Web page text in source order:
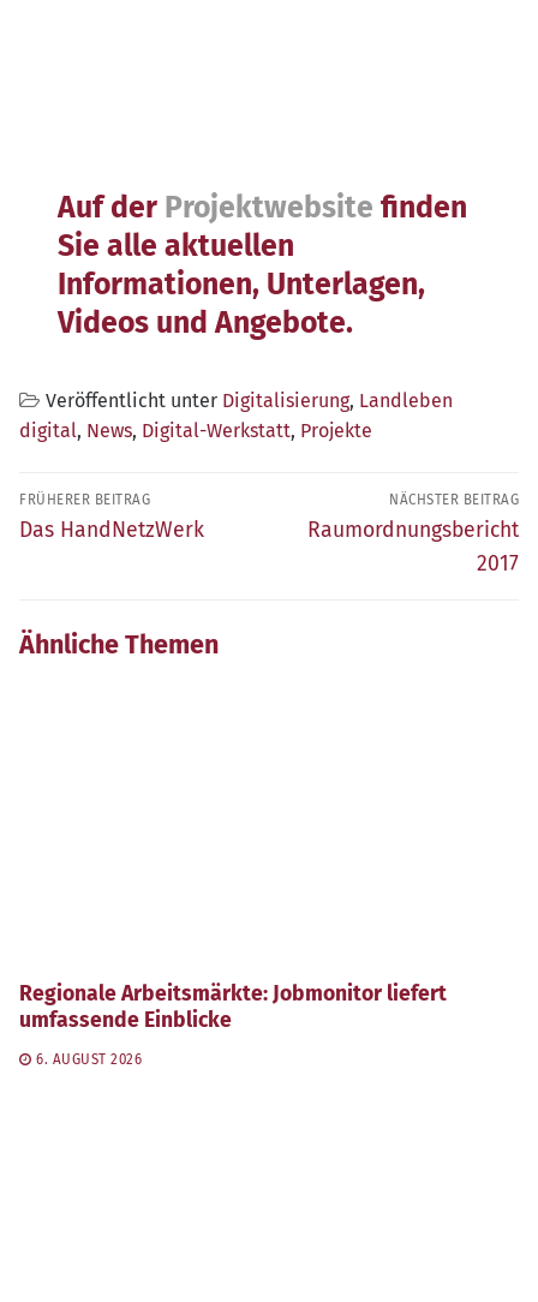
Auf der Projektwebsite finden
Sie alle aktuellen
Informationen, Unterlagen,
Videos und Angebote.
Veröffentlicht unter Digitalisierung, Landleben
digital, News, Digital-Werkstatt, Projekte
Beitragsnavigation
FRÜHERER BEITRAG
Früherer
Das HandNetzWerk
NÄCHSTER BEITRAG
Nächster
Raumordnungsbericht
2017
Ähnliche Themen
Regionale Arbeitsmärkte: Jobmonitor liefert
umfassende Einblicke
6. AUGUST 2026